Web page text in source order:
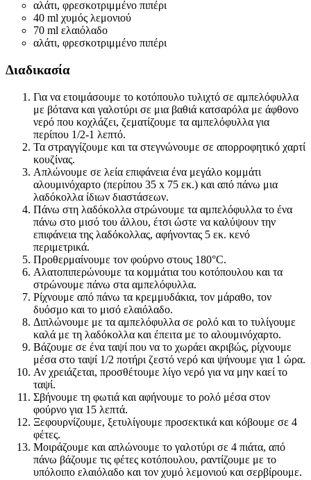
αλάτι, φρεσκοτριμμένο πιπέρι
40 ml χυμός λεμονιού
70 ml ελαιόλαδο
αλάτι, φρεσκοτριμμένο πιπέρι
Διαδικασία
Για να ετοιμάσουμε το κοτόπουλο τυλιχτό σε αμπελόφυλλα
με βότανα και γαλοτύρι σε μια βαθιά κατσαρόλα με άφθονο
νερό που κοχλάζει, ζεματίζουμε τα αμπελόφυλλα για
περίπου 1/2-1 λεπτό.
Τα στραγγίζουμε και τα στεγνώνουμε σε απορροφητικό χαρτί
κουζίνας.
Απλώνουμε σε λεία επιφάνεια ένα μεγάλο κομμάτι
αλουμινόχαρτο (περίπου 35 x 75 εκ.) και από πάνω μια
λαδόκολλα ίδιων διαστάσεων.
Πάνω στη λαδόκολλα στρώνουμε τα αμπελόφυλλα το ένα
πάνω στο μισό του άλλου, έτσι ώστε να καλύψουν την
επιφάνεια της λαδόκολλας, αφήνοντας 5 εκ. κενό
περιμετρικά.
Προθερμαίνουμε τον φούρνο στους 180°C.
Αλατοπιπερώνουμε τα κομμάτια του κοτόπουλου και τα
στρώνουμε πάνω στα αμπελόφυλλα.
Ρίχνουμε από πάνω τα κρεμμυδάκια, τον μάραθο, τον
δυόσμο και το μισό ελαιόλαδο.
Διπλώνουμε με τα αμπελόφυλλα σε ρολό και το τυλίγουμε
καλά με τη λαδόκολλα και έπειτα με το αλουμινόχαρτο.
Βάζουμε σε ένα ταψί που να το χωράει ακριβώς, ρίχνουμε
μέσα στο ταψί 1/2 ποτήρι ζεστό νερό και ψήνουμε για 1 ώρα.
Αν χρειάζεται, προσθέτουμε λίγο νερό για να μην καεί το
ταψί.
Σβήνουμε τη φωτιά και αφήνουμε το ρολό μέσα στον
φούρνο για 15 λεπτά.
Ξεφουρνίζουμε, ξετυλίγουμε προσεκτικά και κόβουμε σε 4
φέτες.
Μοιράζουμε και απλώνουμε το γαλοτύρι σε 4 πιάτα, από
πάνω βάζουμε τις φέτες κοτόπουλου, ραντίζουμε με το
υπόλοιπο ελαιόλαδο και τον χυμό λεμονιού και σερβίρουμε.